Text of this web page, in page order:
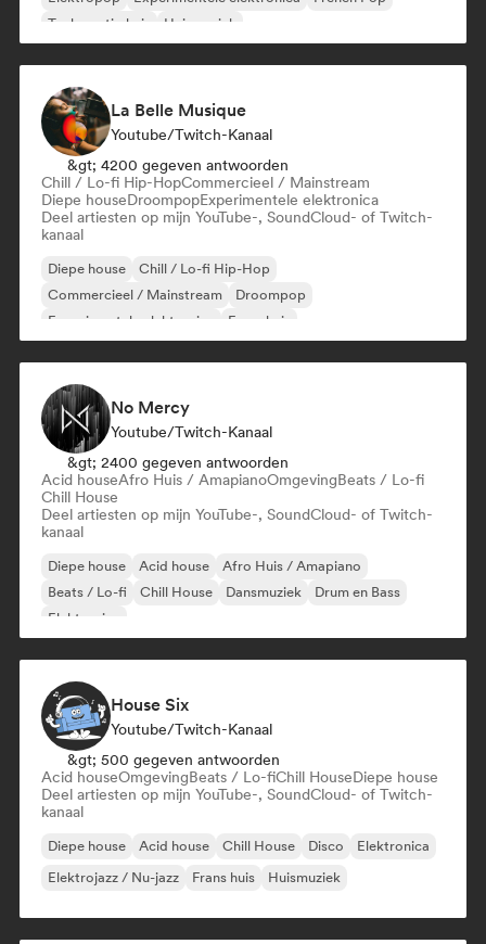
Toekomstig huis
Huismuziek
La Belle Musique
Youtube/Twitch-Kanaal
&gt; 4200 gegeven antwoorden
Chill / Lo-fi Hip-HopCommercieel / Mainstream
Diepe houseDroompopExperimentele elektronica
Deel artiesten op mijn YouTube-, SoundCloud- of Twitch-
kanaal
Diepe house
Chill / Lo-fi Hip-Hop
Commercieel / Mainstream
Droompop
Experimentele elektronica
Frans huis
No Mercy
Youtube/Twitch-Kanaal
&gt; 2400 gegeven antwoorden
Acid houseAfro Huis / AmapianoOmgevingBeats / Lo-fi
Chill House
Deel artiesten op mijn YouTube-, SoundCloud- of Twitch-
kanaal
Diepe house Acid house
Afro Huis / Amapiano
Beats / Lo-fi
Chill House Dansmuziek
Drum en Bass
Elektronica
House Six
Youtube/Twitch-Kanaal
&gt; 500 gegeven antwoorden
Acid houseOmgevingBeats / Lo-fiChill HouseDiepe house
Deel artiesten op mijn YouTube-, SoundCloud- of Twitch-
kanaal
Diepe house Acid house Chill House Disco
Elektronica
Elektrojazz / Nu-jazz
Frans huis Huismuziek